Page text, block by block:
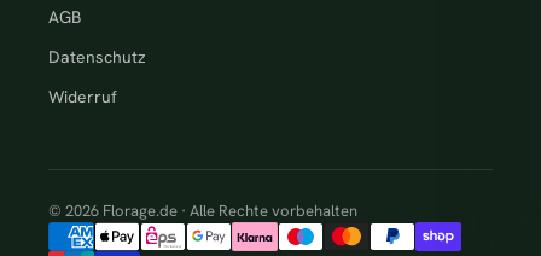
AGB
Datenschutz
Widerruf
© 2026 Florage.de · Alle Rechte vorbehalten